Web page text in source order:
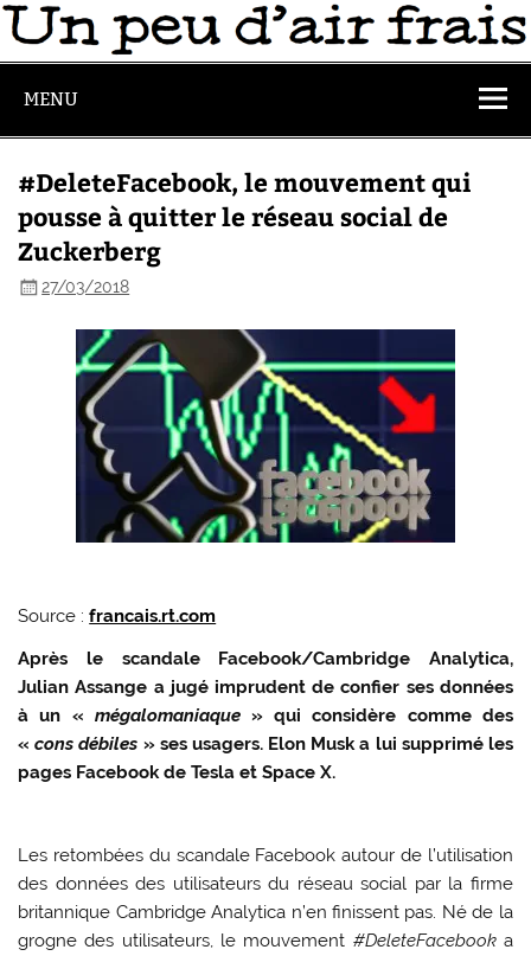
MENU
#DeleteFacebook, le mouvement qui
pousse à quitter le réseau social de
Zuckerberg
27/03/2018
Source :francais.rt.com
Après le scandale Facebook/Cambridge Analytica,
Julian Assange a jugé imprudent de confier ses données
à un « mégalomaniaque» qui considère comme des
«cons débiles » ses usagers. Elon Musk a lui supprimé les
pages Facebook de Tesla et Space X.
Les retombées du scandale Facebook autour de l’utilisation
des données des utilisateurs du réseau social par la firme
britannique Cambridge Analytica n’en finissent pas. Né de la
grogne des utilisateurs, le mouvement #DeleteFacebooka